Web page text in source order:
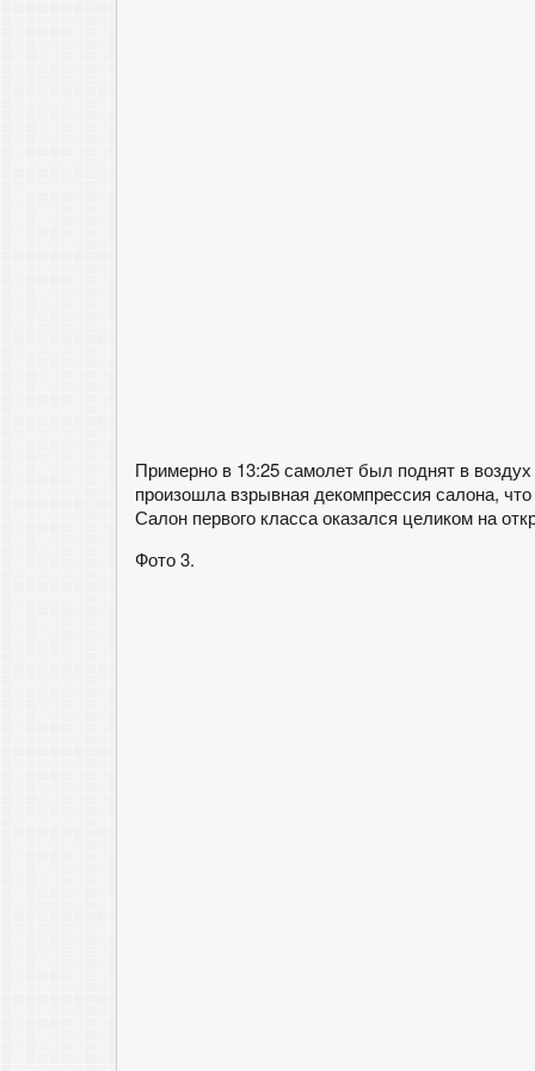
Примерно в 13:25 самолет был поднят в
произошла взрывная декомпрессия салона,
Салон первого класса оказался целиком на
Фото 3.